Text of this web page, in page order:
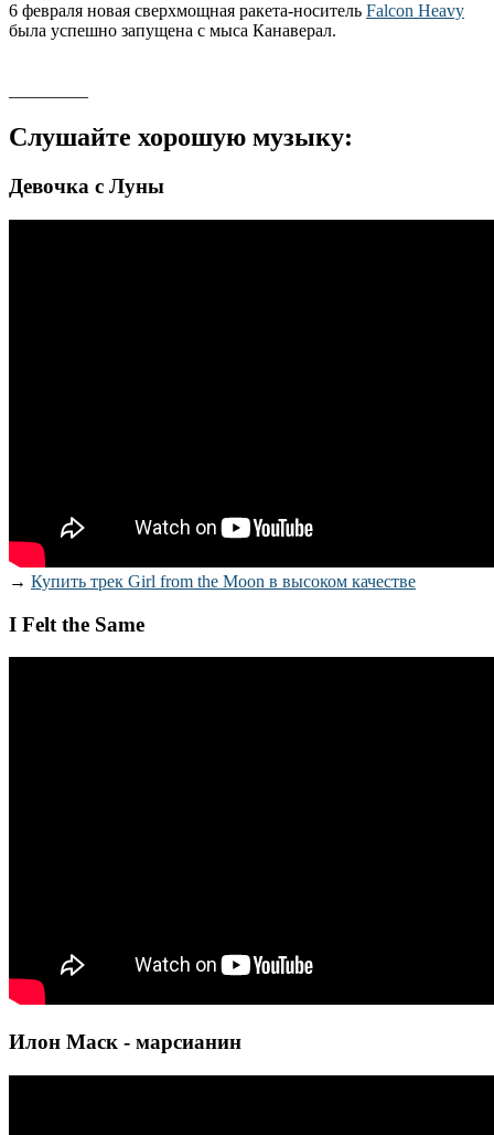
6 февраля новая сверхмощная ракета-носитель Falcon Heavy
была успешно запущена с мыса Канаверал.
Слушайте хорошую музыку:
Девочка с Луны
→ Купить трек Girl from the Moon в высоком качестве
I Felt the Same
Илон Маск - марсианин